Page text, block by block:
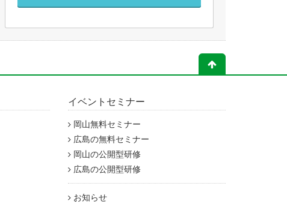
イベントセミナー
岡山無料セミナー
広島の無料セミナー
岡山の公開型研修
広島の公開型研修
お知らせ